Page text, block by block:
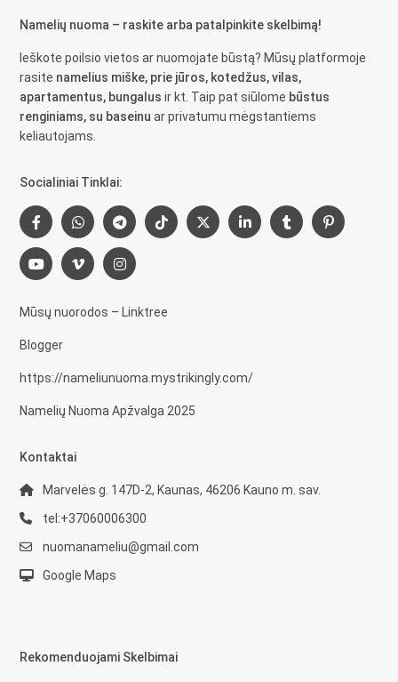
Namelių nuoma – raskite arba patalpinkite skelbimą!
Ieškote poilsio vietos ar nuomojate būstą? Mūsų platformoje
rasite namelius miške, prie jūros, kotedžus, vilas,
apartamentus, bungalus ir kt. Taip pat siūlome būstus
renginiams, su baseinu ar privatumu mėgstantiems
keliautojams.
Socialiniai Tinklai:
Mūsų nuorodos – Linktree
Blogger
https://nameliunuoma.mystrikingly.com/
Namelių Nuoma Apžvalga 2025
Kontaktai
Marvelės g. 147D-2, Kaunas, 46206 Kauno m. sav.
tel:+37060006300
nuomanameliu@gmail.com
Google Maps
Rekomenduojami Skelbimai